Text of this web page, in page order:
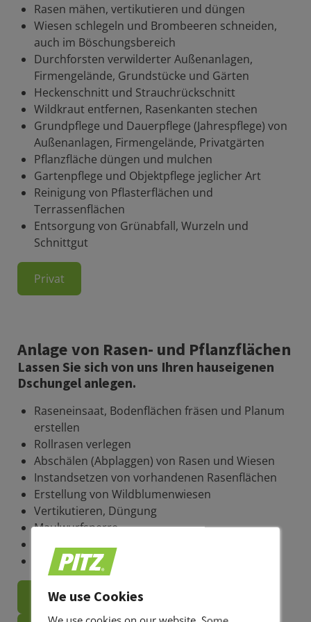
Rasen mähen, vertikutieren und düngen
Wiesen schlegeln und Brombeeren schneiden,
auch im Böschungsbereich
Durchforsten verwilderter Außenanlagen,
Firmengelände, Grundstücke und Gärten
Heckenschnitt und Strauchrückschnitt
Wildkraut entfernen, Rasenkanten stechen
Grundpflege und Dauerpflege (Jahrespflege) von
Außenanlagen, Firmengelände, Privatgärten
Pflanzfläche düngen und mulchen
Gartenpflege und Objektpflege jeglicher Art
Reinigung von Pflasterflächen und
Terrassenflächen
Entsorgung von Grünabfall, Wurzeln und
Schnittgut
Privat
Anlage von Rasen- und Pflanzflächen
Lassen Sie sich von uns Ihren hauseigenen
Dschungel anlegen.
Raseneinsaat, Bodenflächen fräsen und Planum
erstellen
Rollrasen verlegen
Abschälen (Abplaggen) von Rasen und Wiesen
Instandsetzen von vorhandenen Rasenflächen
Erstellung von Wildblumenwiesen
Vertikutieren, Düngung
Maulwurfsperre
Pflanzenlieferung und Pflanzungen
Kübelbepflanzung
Privat
We use Cookies